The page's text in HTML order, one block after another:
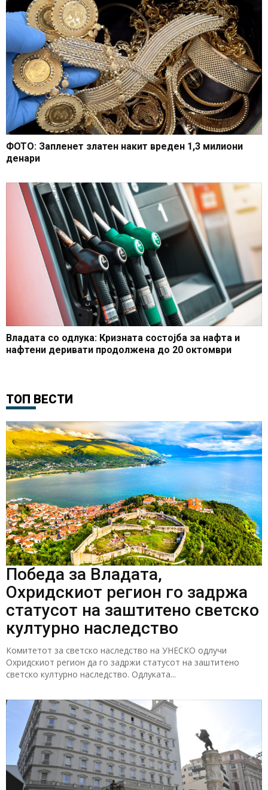
ФОТО: Запленет златен накит вреден 1,3 милиони
денари
Владата со одлука: Кризната состојба за нафта и
нафтени деривати продолжена до 20 октомври
ТОП ВЕСТИ
Победа за Владата,
Охридскиот регион го задржа
статусот на заштитено светско
културно наследство
Комитетот за светско наследство на УНЕСКО одлучи
Охридскиот регион да го задржи статусот на заштитено
светско културно наследство. Одлуката...